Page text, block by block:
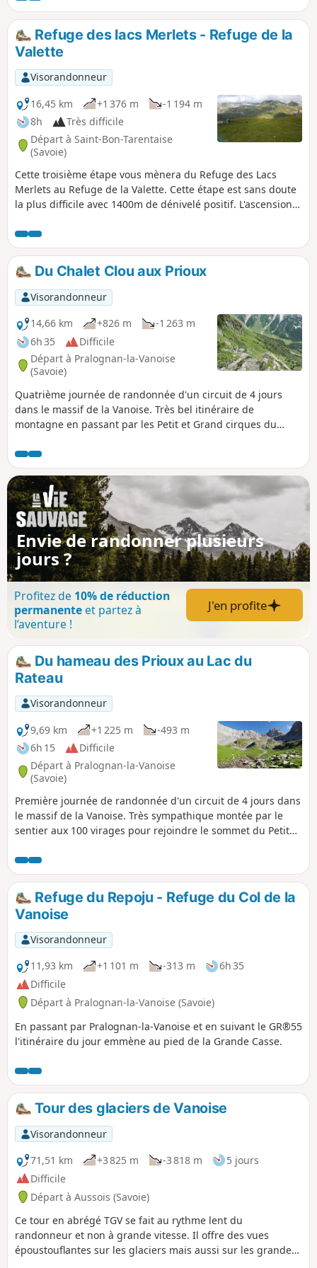
Refuge des lacs Merlets - Refuge de la
Valette
Visorandonneur
16,45 km
+1 376 m
-1 194 m
8h
Très difficile
Départ à Saint-Bon-Tarentaise
(Savoie)
Cette troisième étape vous mènera du Refuge des Lacs
Merlets au Refuge de la Valette. Cette étape est sans doute
la plus difficile avec 1400m de dénivelé positif. L'ascension
puis à nouveau une très belle et longue ascension (900m de
D+) jusqu’au Col de la Valette et son refuge, agrémenteront
votre journée.
Du Chalet Clou aux Prioux
Visorandonneur
14,66 km
+826 m
-1 263 m
6h 35
Difficile
Départ à Pralognan-la-Vanoise
(Savoie)
Quatrième journée de randonnée d'un circuit de 4 jours
dans le massif de la Vanoise. Très bel itinéraire de
montagne en passant par les Petit et Grand cirques du
Envie de randonner plusieurs
jours ?
Profitez de 10% de réduction
permanenteet partez à
l’aventure !
J'en profite
Du hameau des Prioux au Lac du
Rateau
Visorandonneur
9,69 km
+1 225 m
-493 m
6h 15
Difficile
Départ à Pralognan-la-Vanoise
(Savoie)
Première journée de randonnée d'un circuit de 4 jours dans
le massif de la Vanoise. Très sympathique montée par le
sentier aux 100 virages pour rejoindre le sommet du Petit
dans la Combe du Rateau.
Refuge du Repoju - Refuge du Col de la
Vanoise
Visorandonneur
11,93 km
+1 101 m -313 m
6h 35
Difficile
Départ à Pralognan-la-Vanoise (Savoie)
En passant par Pralognan-la-Vanoise et en suivant le GR®55
l'itinéraire du jour emmène au pied de la Grande Casse.
Tour des glaciers de Vanoise
Visorandonneur
71,51 km
+3 825 m -3 818 m
5 jours
Difficile
Départ à Aussois (Savoie)
Ce tour en abrégé TGV se fait au rythme lent du
randonneur et non à grande vitesse. Il offre des vues
époustouflantes sur les glaciers mais aussi sur les grandes